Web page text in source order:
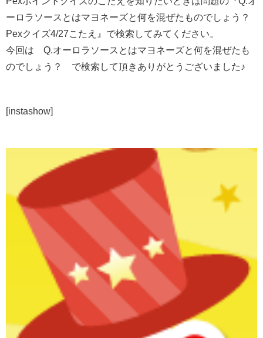
ーロラソースとはマヨネーズと何を混ぜたものでしょう？
Pexクイズ4/27こたえ』で検索してみてください。
今回は Q.オーロラソースとはマヨネーズと何を混ぜたも
のでしょう？ で検索して頂きありがとうございました♪
[instashow]